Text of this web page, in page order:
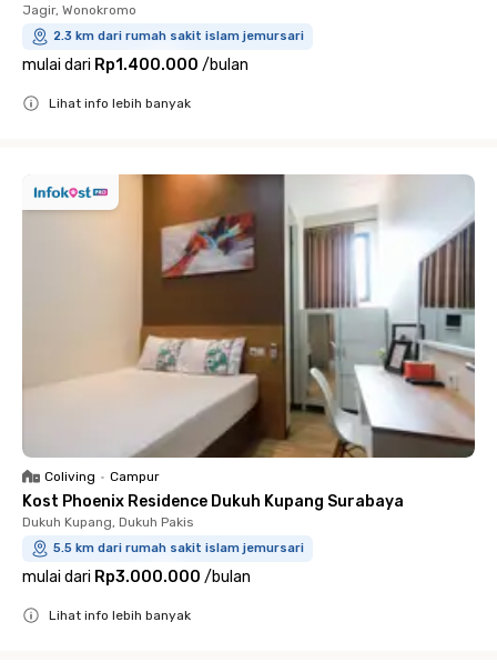
Jagir, Wonokromo
2.3 km dari rumah sakit islam jemursari
mulai dari Rp1.400.000 /bulan
Lihat info lebih banyak
Coliving • Campur
Kost Phoenix Residence Dukuh Kupang Surabaya
Dukuh Kupang, Dukuh Pakis
5.5 km dari rumah sakit islam jemursari
mulai dari Rp3.000.000 /bulan
Lihat info lebih banyak